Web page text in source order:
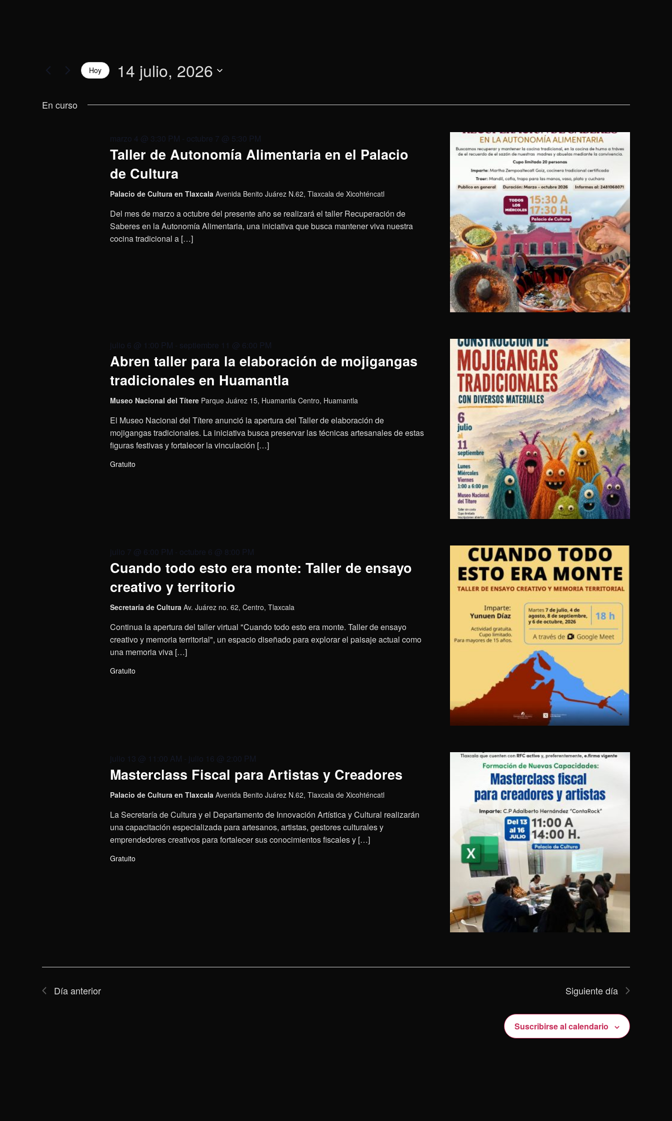
Hoy 14 julio, 2026
fecha.
En curso
Taller de Autonomía Alimentaria en el Palacio
de Cultura
marzo 4 @ 3:30 PM - octubre 7 @ 5:30 PM
Palacio de Cultura en Tlaxcala Avenida Benito Juárez N.62, Tlaxcala de Xicohténcatl
Del mes de marzo a octubre del presente año se realizará el taller Recuperación de
Saberes en la Autonomía Alimentaria, una iniciativa que busca mantener viva nuestra
cocina tradicional a […]
Abren taller para la elaboración de mojigangas
tradicionales en Huamantla
julio 6 @ 1:00 PM - septiembre 11 @ 6:00 PM
Museo Nacional del Títere Parque Juárez 15, Huamantla Centro, Huamantla
El Museo Nacional del Títere anunció la apertura del Taller de elaboración de
mojigangas tradicionales. La iniciativa busca preservar las técnicas artesanales de estas
figuras festivas y fortalecer la vinculación […]
Gratuito
Cuando todo esto era monte: Taller de ensayo
creativo y territorio
julio 7 @ 6:00 PM - octubre 6 @ 8:00 PM
Secretaría de Cultura Av. Juárez no. 62, Centro, Tlaxcala
Continua la apertura del taller virtual "Cuando todo esto era monte. Taller de ensayo
creativo y memoria territorial", un espacio diseñado para explorar el paisaje actual como
una memoria viva […]
Gratuito
Masterclass Fiscal para Artistas y Creadores
julio 13 @ 11:00 AM - julio 16 @ 2:00 PM
Palacio de Cultura en Tlaxcala Avenida Benito Juárez N.62, Tlaxcala de Xicohténcatl
La Secretaría de Cultura y el Departamento de Innovación Artística y Cultural realizarán
una capacitación especializada para artesanos, artistas, gestores culturales y
emprendedores creativos para fortalecer sus conocimientos fiscales y […]
Gratuito
Día anterior Siguiente día
Suscribirse al calendario